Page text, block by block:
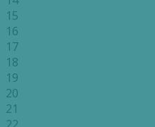
15
16
17
18
19
20
21
22